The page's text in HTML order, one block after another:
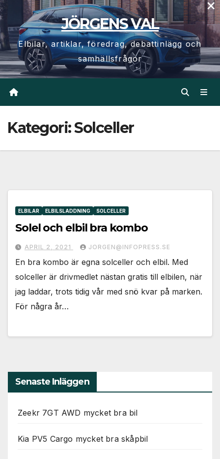
Hoppa
till
innehåll
JÖRGENS VAL
Elbilar, artiklar, föredrag, debattinlägg och
samhällsfrågor
Kategori:Solceller
ELBILAR ELBILSLADDNING SOLCELLER
Solel och elbil bra kombo
APRIL 2, 2021 JORGEN@INFOPRESS.SE
En bra kombo är egna solceller och elbil. Med
solceller är drivmedlet nästan gratis till elbilen, när
jag laddar, trots tidig vår med snö kvar på marken.
För några år…
Senaste Inläggen
Zeekr 7GT AWD mycket bra bil
Kia PV5 Cargo mycket bra skåpbil
×